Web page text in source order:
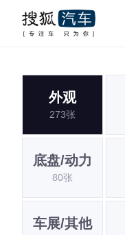
外观
273张
底盘/动力
80张
车展/其他